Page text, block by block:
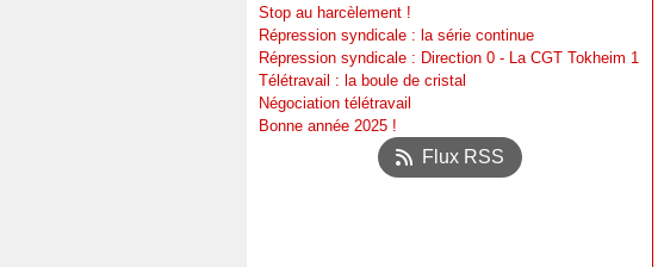
Stop au harcèlement !
Répression syndicale : la série continue
Répression syndicale : Direction 0 - La CGT Tokheim 1
Télétravail : la boule de cristal
Négociation télétravail
Bonne année 2025 !
Flux RSS